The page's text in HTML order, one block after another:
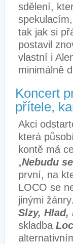
sdělení,
tak jak si
postavil
vlastní i
minimálně
Koncert
přítele,
Akci
která
kontě má
„Nebudu
první, na
LOCO se
jinými
Slzy, Hlad,
skladba